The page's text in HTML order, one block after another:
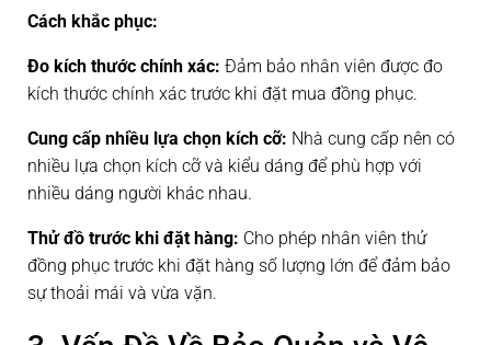
Cách khắc phục:
Đo kích thước chính xác: Đảm bảo nhân viên được đo
kích thước chính xác trước khi đặt mua đồng phục.
Cung cấp nhiều lựa chọn kích cỡ: Nhà cung cấp nên có
nhiều lựa chọn kích cỡ và kiểu dáng để phù hợp với
nhiều dáng người khác nhau.
Thử đồ trước khi đặt hàng: Cho phép nhân viên thử
đồng phục trước khi đặt hàng số lượng lớn để đảm bảo
sự thoải mái và vừa vặn.